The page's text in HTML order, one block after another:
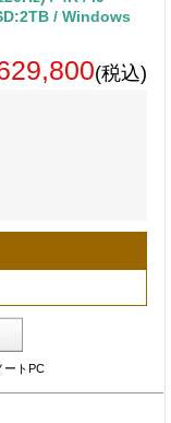
/ Windows
(税込)
ートPC